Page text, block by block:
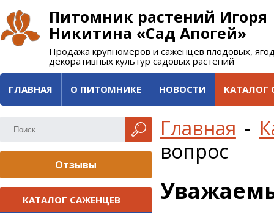
Питомник растений Игоря
Никитина «Сад Апогей»
Продажа крупномеров и саженцев плодовых,
декоративных культур садовых растений
ГЛАВНАЯ О ПИТОМНИКЕ НОВОСТИ КАТАЛОГ
Главная -
вопрос
Отзывы
КАТАЛОГ САЖЕНЦЕВ